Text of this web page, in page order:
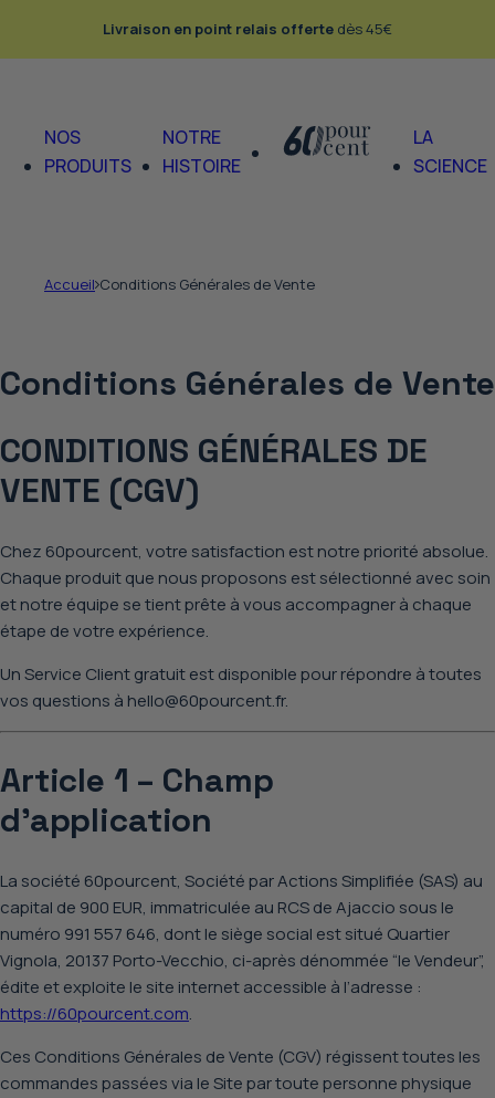
Livraison en point relais offerte dès 45€
NOS
PRODUITS
NOTRE
HISTOIRE
LA
SCIENCE
Accueil Conditions Générales de Vente
Conditions Générales de Vente
CONDITIONS GÉNÉRALES DE
VENTE (CGV)
Chez 60pourcent, votre satisfaction est notre priorité absolue.
Chaque produit que nous proposons est sélectionné avec soin
et notre équipe se tient prête à vous accompagner à chaque
étape de votre expérience.
UnService Client gratuitest disponible pour répondre à toutes
vos questions à hello@60pourcent.fr.
Article 1 – Champ
d’application
La société 60pourcent, Société par Actions Simplifiée (SAS) au
capital de 900 EUR, immatriculée au RCS de Ajaccio sous le
numéro 991 557 646, dont le siège social est situé Quartier
Vignola, 20137 Porto-Vecchio, ci-après dénommée “le Vendeur”,
édite et exploite le site internet accessible à l’adresse :
https://60pourcent.com.
Ces Conditions Générales de Vente (CGV) régissent toutes les
commandes passées via le Site par toute personne physique